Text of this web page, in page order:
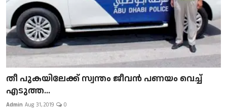
​​​​​​​തീ പുകയിലേക്ക് സ്വന്തം ജീവന്‍ പണയം വെച്ച്
എടുത്ത...
Admin Aug 31, 2019 0